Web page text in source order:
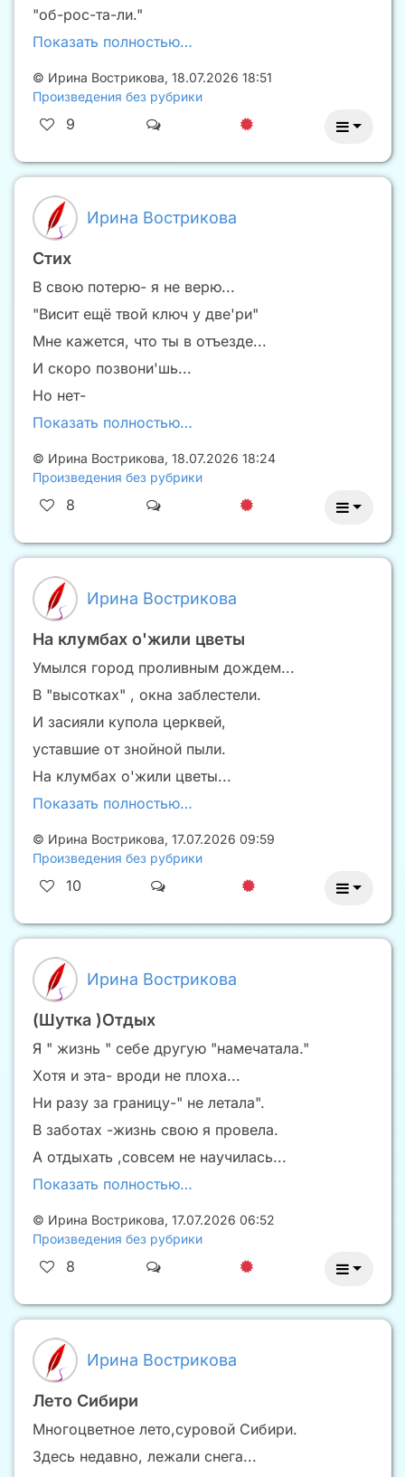
"об-рос-та-ли."
Показать полностью…
© Ирина Вострикова, 18.07.2026 18:51
Произведения без рубрики
9
Ирина Вострикова
Стих
В свою потерю- я не верю...
"Висит ещё твой ключ у две'ри"
Мне кажется, что ты в отъезде...
И скоро позвони'шь...
Но нет-
Показать полностью…
© Ирина Вострикова, 18.07.2026 18:24
Произведения без рубрики
8
Ирина Вострикова
На клумбах о'жили цветы
Умылся город проливным дождем...
В "высотках" , окна заблестели.
И засияли купола церквей,
уставшие от знойной пыли.
На клумбах о'жили цветы...
Показать полностью…
© Ирина Вострикова, 17.07.2026 09:59
Произведения без рубрики
10
Ирина Вострикова
(Шутка )Отдых
Я " жизнь " себе другую "намечатала."
Хотя и эта- вроди не плоха...
Ни разу за границу-" не летала".
В заботах -жизнь свою я провела.
А отдыхать ,совсем не научилась...
Показать полностью…
© Ирина Вострикова, 17.07.2026 06:52
Произведения без рубрики
8
Ирина Вострикова
Лето Сибири
Многоцветное лето,суровой Сибири.
Здесь недавно, лежали снега...